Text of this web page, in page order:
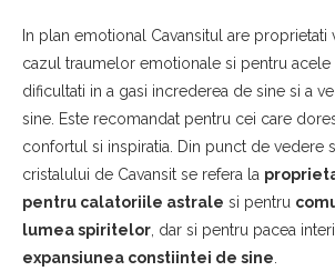
In plan emotional Cavansitul are proprietati
cazul traumelor emotionale si pentru acele
dificultati in a gasi increderea de sine si a
sine. Este recomandat pentru cei care
confortul si inspiratia. Din punct de vedere
cristalului de Cavansit se refera la
pentru calatoriile astrale si pentru
lumea spiritelor , dar si pentru pacea
expansiunea constiintei de sine